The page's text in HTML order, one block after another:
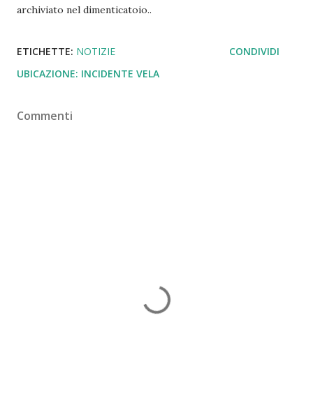
archiviato nel dimenticatoio..
ETICHETTE: NOTIZIE
UBICAZIONE: INCIDENTE VELA
CONDIVIDI
Commenti